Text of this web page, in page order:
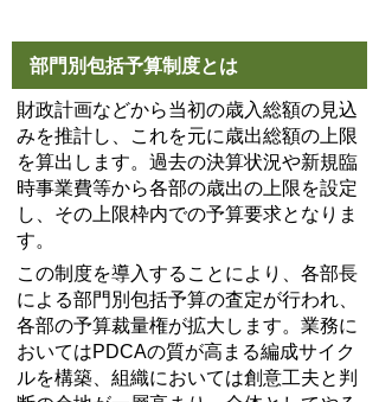
部門別包括予算制度とは
財政計画などから当初の歳入総額の見込
みを推計し、これを元に歳出総額の上限
を算出します。過去の決算状況や新規臨
時事業費等から各部の歳出の上限を設定
し、その上限枠内での予算要求となりま
す。
この制度を導入することにより、各部長
による部門別包括予算の査定が行われ、
各部の予算裁量権が拡大します。業務に
おいてはPDCAの質が高まる編成サイク
ルを構築、組織においては創意工夫と判